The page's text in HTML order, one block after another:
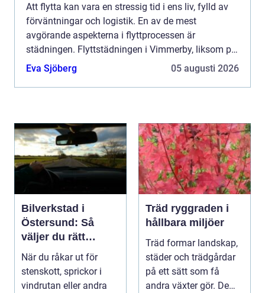
Att flytta kan vara en stressig tid i ens liv, fylld av
förväntningar och logistik. En av de mest
avgörande aspekterna i flyttprocessen är
städningen. Flyttstädningen i Vimmerby, liksom på
många andra platser...
Eva Sjöberg 05 augusti 2026
Bilverkstad i
Östersund: Så
väljer du rätt
verkstad för
glasskador
När du råkar ut för
stenskott, sprickor i
vindrutan eller andra
Träd ryggraden i
hållbara miljöer
Träd formar landskap,
städer och trädgårdar
på ett sätt som få
andra växter gör. De